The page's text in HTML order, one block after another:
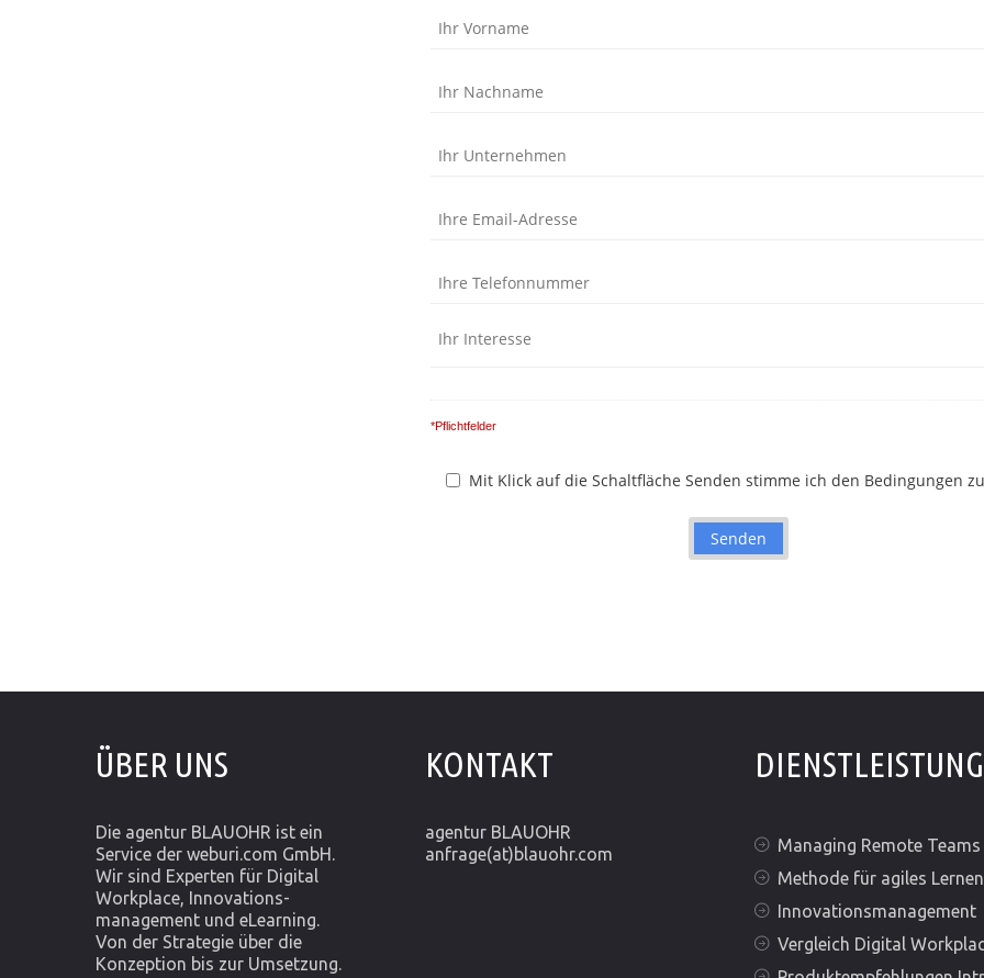
*Pflichtfelder
Mit Klick auf die Schaltfläche Senden stimme ich den Bedingungen
ÜBER UNS
Die agentur BLAUOHR ist ein
Service der weburi.com GmbH.
Wir sind Experten für Digital
Workplace, Innovations-
management und eLearning.
Von der Strategie über die
Konzeption bis zur Umsetzung.
KONTAKT
agentur BLAUOHR
anfrage(at)blauohr.com
Managing Remote Teams
Methode für agiles Lernen
Innovationsmanagement
Vergleich Digital